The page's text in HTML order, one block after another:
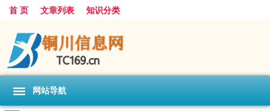
首 页 文章列表 知识分类
网站导航